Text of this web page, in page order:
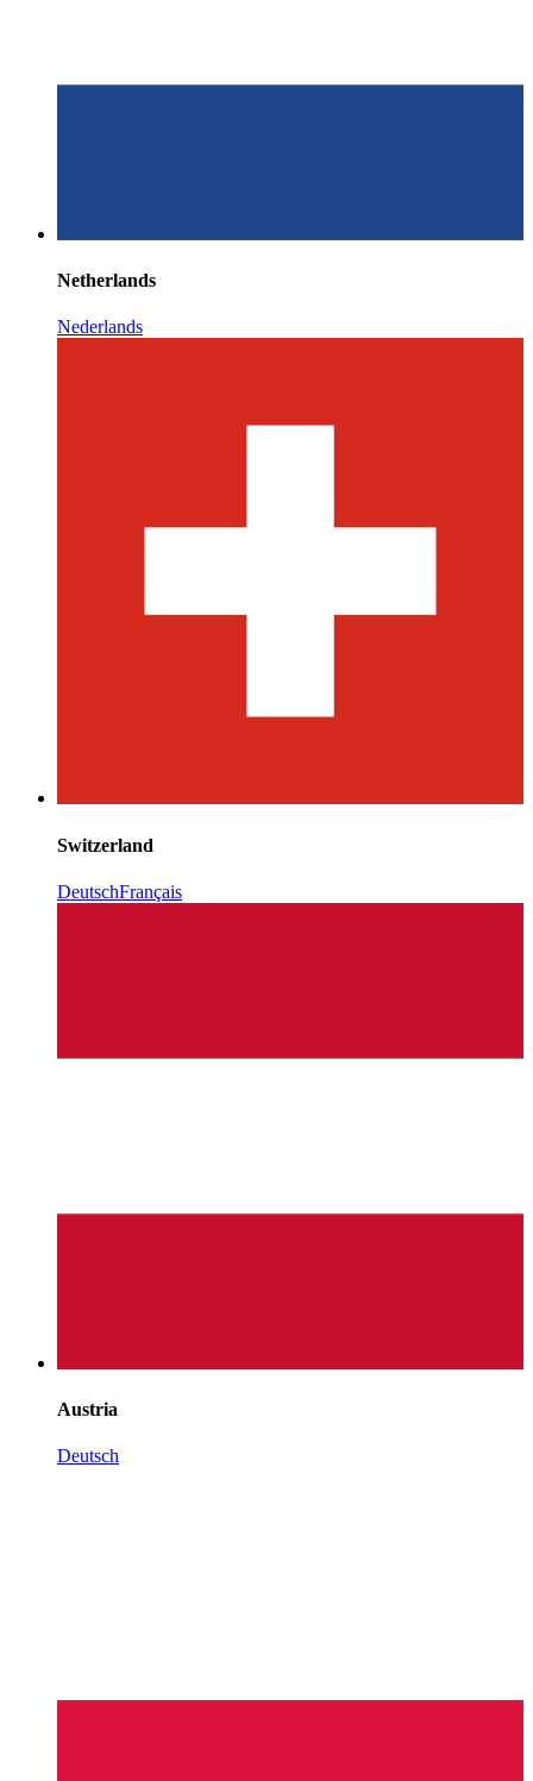
Netherlands
Nederlands
Switzerland
DeutschFrançais
Austria
Deutsch